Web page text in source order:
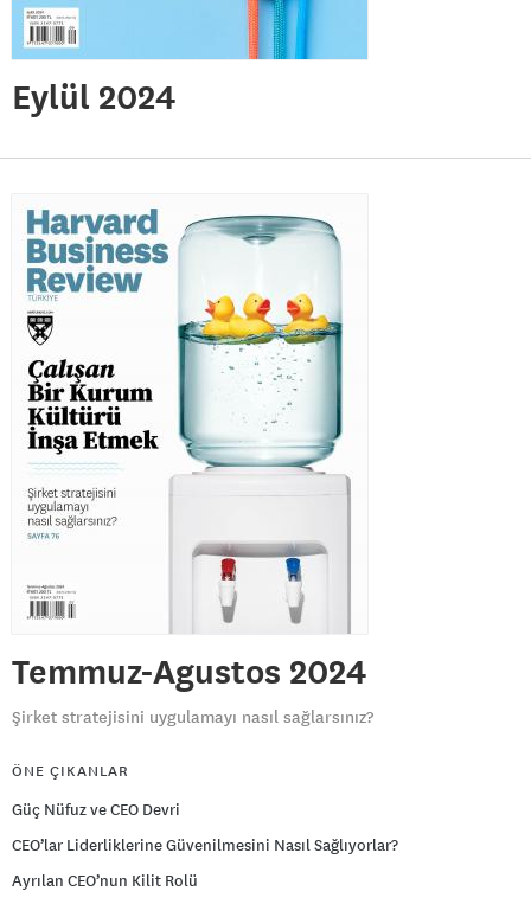
Eylül 2024
Temmuz-Agustos 2024
Şirket stratejisini uygulamayı nasıl sağlarsınız?
ÖNE ÇIKANLAR
Güç Nüfuz ve CEO Devri
CEO’lar Liderliklerine Güvenilmesini Nasıl Sağlıyorlar?
Ayrılan CEO’nun Kilit Rolü